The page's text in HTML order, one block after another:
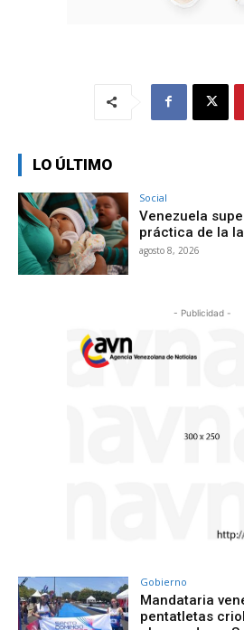
LO ÚLTIMO
Social
Venezuela
práctica de la
agosto 8, 2026
- Publicidad -
Gobierno
Mandataria
pentatletas